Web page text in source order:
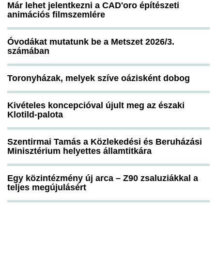
Már lehet jelentkezni a CAD'oro építészeti
animációs filmszemlére
Óvodákat mutatunk be a Metszet 2026/3.
számában
Toronyházak, melyek szíve oázisként dobog
Kivételes koncepcióval újult meg az északi
Klotild-palota
Szentirmai Tamás a Közlekedési és Beruházási
Minisztérium helyettes államtitkára
Egy közintézmény új arca – Z90 zsaluziákkal a
teljes megújulásért